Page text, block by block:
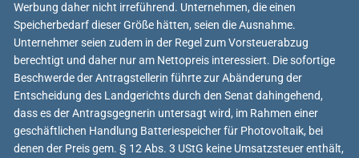
Werbung daher nicht irreführend. Unternehmen, die einen
Speicherbedarf dieser Größe hätten, seien die Ausnahme.
Unternehmer seien zudem in der Regel zum Vorsteuerabzug
berechtigt und daher nur am Nettopreis interessiert. Die sofortige
Beschwerde der Antragstellerin führte zur Abänderung der
Entscheidung des Landgerichts durch den Senat dahingehend,
dass es der Antragsgegnerin untersagt wird, im Rahmen einer
geschäftlichen Handlung Batteriespeicher für Photovoltaik, bei
denen der Preis gem. § 12 Abs. 3 UStG keine Umsatzsteuer enthält,